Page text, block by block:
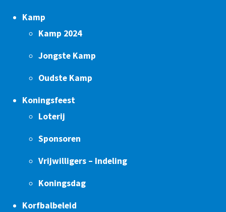
Kamp
Kamp 2024
Jongste Kamp
Oudste Kamp
Koningsfeest
Loterij
Sponsoren
Vrijwilligers – Indeling
Koningsdag
Korfbalbeleid